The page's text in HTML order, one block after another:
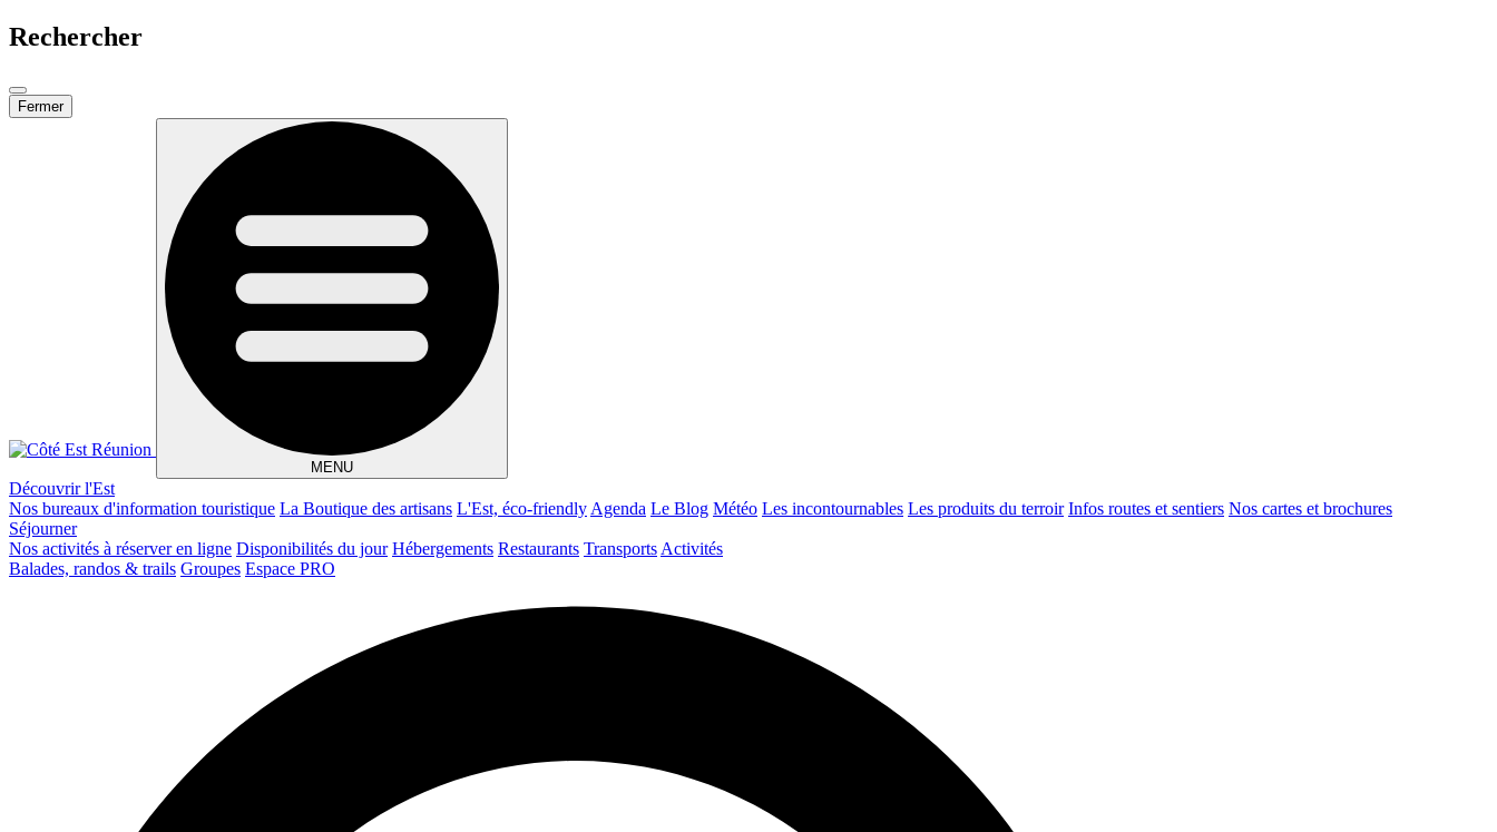
Rechercher
Fermer
MENU
Découvrir l'Est
Nos bureaux d'information touristique La Boutique des artisans L'Est, éco-friendly Agenda Le Blog Météo Les incontournables Les produits du terroir Infos routes et sentiers Nos cartes et brochures
Séjourner
Nos activités à réserver en ligne Disponibilités du jour Hébergements Restaurants Transports Activités
Balades, randos & trails Groupes Espace PRO